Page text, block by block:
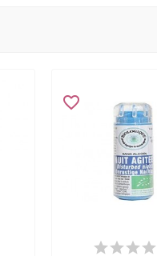
favorite_border